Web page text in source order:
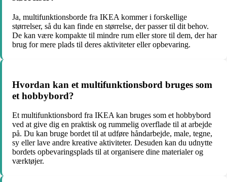
Ja, multifunktionsborde fra IKEA kommer i forskellige
størrelser, så du kan finde en størrelse, der passer til dit behov.
De kan være kompakte til mindre rum eller store til dem, der har
brug for mere plads til deres aktiviteter eller opbevaring.
Hvordan kan et multifunktionsbord bruges som
et hobbybord?
Et multifunktionsbord fra IKEA kan bruges som et hobbybord
ved at give dig en praktisk og rummelig overflade til at arbejde
på. Du kan bruge bordet til at udføre håndarbejde, male, tegne,
sy eller lave andre kreative aktiviteter. Desuden kan du udnytte
bordets opbevaringsplads til at organisere dine materialer og
værktøjer.